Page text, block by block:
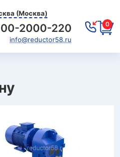
(Москва)
2000-220
info@reductor58.ru
0